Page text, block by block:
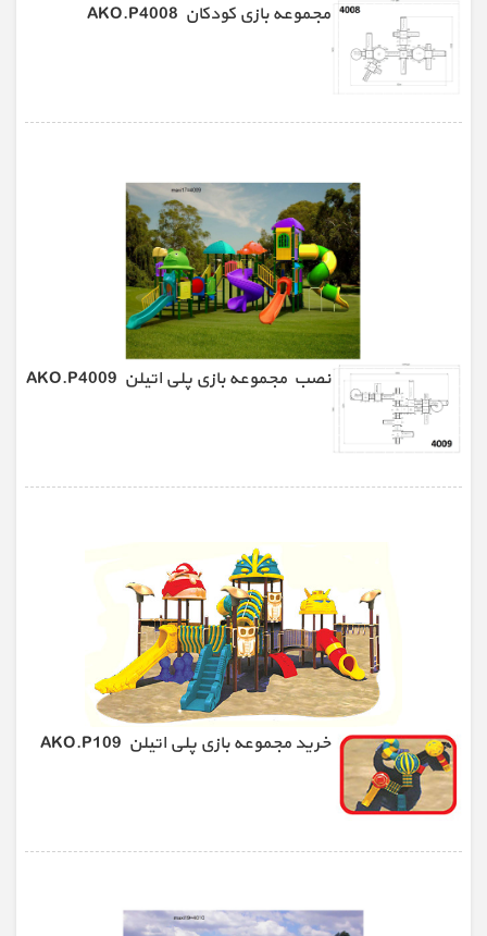
مجموعه بازی کودکان AKO.P4008
نصب مجموعه بازی پلی اتیلن AKO.P4009
خرید مجموعه بازی پلی اتیلن AKO.P109